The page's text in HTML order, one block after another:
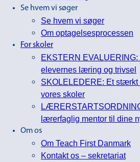
Se hvem vi søger
Se hvem vi søger
Om optagelsesprocessen
For skoler
EKSTERN
elevernes læring og trivsel
SKOLELEDERE: Et stærkt
vores skoler
lærerfaglig mentor til dine
Om os
Om Teach First Danmark
Kontakt os – sekretariat